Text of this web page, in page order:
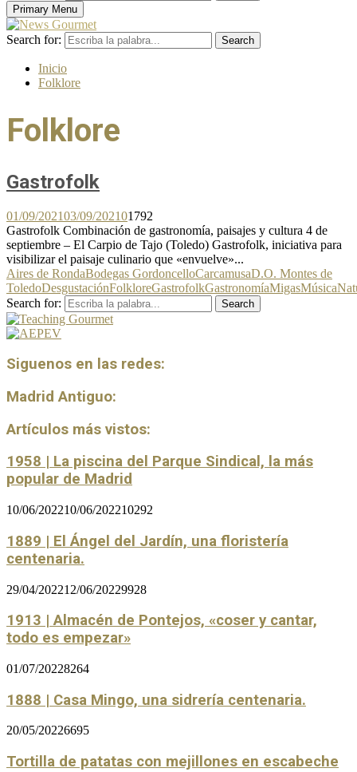
Primary Menu
Search for: Search
Inicio
Folklore
Folklore
Gastrofolk
01/09/202103/09/202101792
Gastrofolk Combinación de gastronomía, paisajes y cultura 4 de
septiembre – El Carpio de Tajo (Toledo) Gastrofolk, iniciativa para
visibilizar el paisaje culinario que «envuelve»...
Aires de RondaBodegas GordoncelloCarcamusaD.O. Montes de
ToledoDesgustaciónFolkloreGastrofolkGastronomíaMigasMúsica
Search for:
Search
Siguenos en las redes:
Madrid Antiguo:
Artículos más vistos:
1958 | La piscina del Parque Sindical, la más
popular de Madrid
10/06/202210/06/202210292
1889 | El Ángel del Jardín, una floristería
centenaria.
29/04/202212/06/20229928
1913 | Almacén de Pontejos, «coser y cantar,
todo es empezar»
01/07/20228264
1888 | Casa Mingo, una sidrería centenaria.
20/05/20226695
Tortilla de patatas con mejillones en escabeche